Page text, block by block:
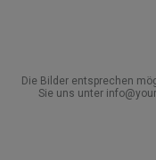
Die Bilder entsprechen
Sie uns unter